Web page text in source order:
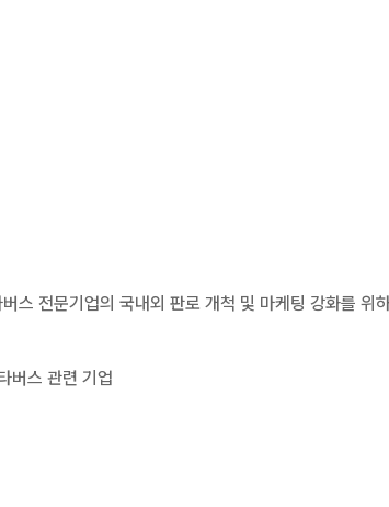
스 전문기업의 국내외 판로 개척 및 마케팅 강화를 위
버스 관련 기업